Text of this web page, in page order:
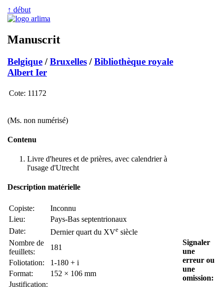
↑ début
Manuscrit
Belgique /Bruxelles /Bibliothèque royale
Albert Ier
Cote: 11172
(Ms. non numérisé)
Contenu
Livre d'heures et de prières, avec calendrier à
l'usage d'Utrecht
Description matérielle
Copiste:
Inconnu
Lieu:
Pays-Bas septentrionaux
Date:
Dernier quart du XVe siècle
Nombre de
feuillets:
181
Foliotation:
1-180 + i
Format:
152 × 106 mm
Justification:
Signaler
une
erreur ou
une
omission: